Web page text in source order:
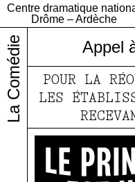
Centre dramatique
Drôme – Ardèche
Appel
POUR LA
LES
La Comédie